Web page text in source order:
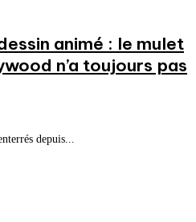
animé : le mulet
n’a toujours pas
depuis...